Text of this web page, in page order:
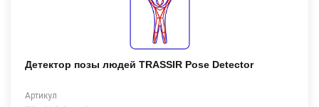
Детектор позы людей TRASSIR Pose Detector
Артикул